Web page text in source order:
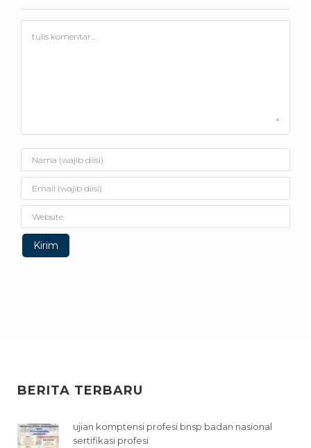
BERITA TERBARU
ujian komptensi profesi bnsp badan nasional
sertifikasi profesi